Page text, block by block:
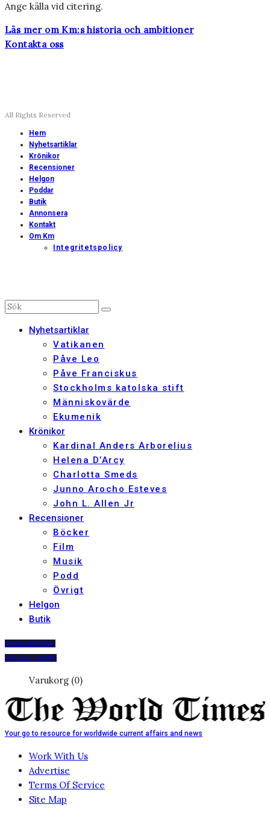
Ange källa vid citering.
Läs mer om Km:s historia och ambitioner
Kontakta oss
All Rights Reserved
Hem
Nyhetsartiklar
Krönikor
Recensioner
Helgon
Poddar
Butik
Annonsera
Kontakt
Om Km
Integritetspolicy
Nyhetsartiklar
Vatikanen
Påve Leo
Påve Franciskus
Stockholms katolska stift
Människovärde
Ekumenik
Krönikor
Kardinal Anders Arborelius
Helena D’Arcy
Charlotta Smeds
Junno Arocho Esteves
John L. Allen Jr
Recensioner
Böcker
Film
Musik
Podd
Övrigt
Helgon
Butik
PRENUMERERA
DIGITALT ARKIV
Varukorg (0)
Your go to resource for worldwide current affairs and news
Work With Us
Advertise
Terms Of Service
Site Map